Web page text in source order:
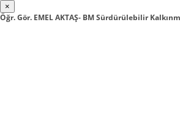
×
Öğr. Gör. EMEL AKTAŞ- BM Sürdürülebilir